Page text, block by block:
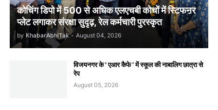
कोचिंग डिपो में 500 से अधिक एलएचबी कोचों में स्टिफऩर
प्लेट लगाकर संरक्षा सुदृढ़, रेल कर्मचारी पुरस्कृत
by KhabarAbhiTak - August 04, 2026
विजयनगर के ' एआर कैफे ' में स्कूल की नाबालिग छात्रा से
रेप
August 05, 2026